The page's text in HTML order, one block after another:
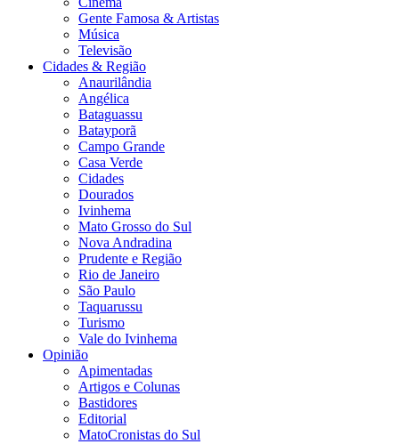
Gente Famosa & Artistas
Música
Televisão
Cidades & Região
Anaurilândia
Angélica
Bataguassu
Batayporã
Campo Grande
Casa Verde
Cidades
Dourados
Ivinhema
Mato Grosso do Sul
Nova Andradina
Prudente e Região
Rio de Janeiro
São Paulo
Taquarussu
Turismo
Vale do Ivinhema
Opinião
Apimentadas
Artigos e Colunas
Bastidores
Editorial
MatoCronistas do Sul